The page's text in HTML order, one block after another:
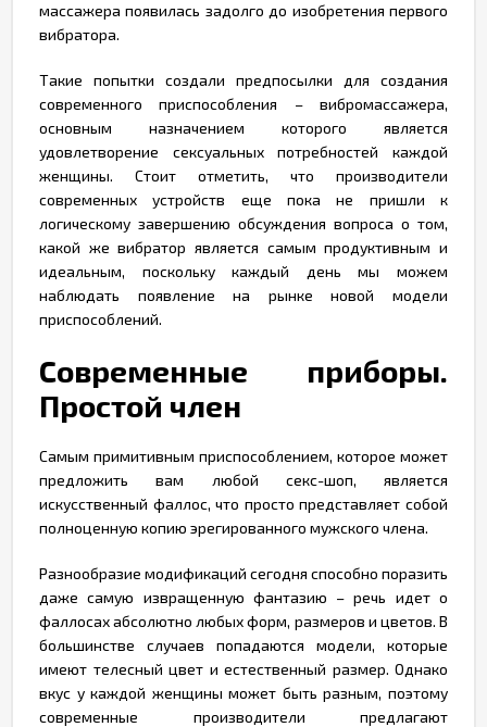
массажера появилась задолго до изобретения первого
вибратора.
Такие попытки создали предпосылки для создания
современного приспособления – вибромассажера,
основным назначением которого является
удовлетворение сексуальных потребностей каждой
женщины. Стоит отметить, что производители
современных устройств еще пока не пришли к
логическому завершению обсуждения вопроса о том,
какой же вибратор является самым продуктивным и
идеальным, поскольку каждый день мы можем
наблюдать появление на рынке новой модели
приспособлений.
Современные приборы.
Простой член
Самым примитивным приспособлением, которое может
предложить вам любой секс-шоп, является
искусственный фаллос, что просто представляет собой
полноценную копию эрегированного мужского члена.
Разнообразие модификаций сегодня способно поразить
даже самую извращенную фантазию – речь идет о
фаллосах абсолютно любых форм, размеров и цветов. В
большинстве случаев попадаются модели, которые
имеют телесный цвет и естественный размер. Однако
вкус у каждой женщины может быть разным, поэтому
современные производители предлагают